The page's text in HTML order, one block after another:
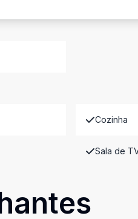
Cozinha
Sala de